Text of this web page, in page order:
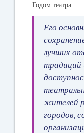
Годом театра.
Его
лучших
жителей
городов,